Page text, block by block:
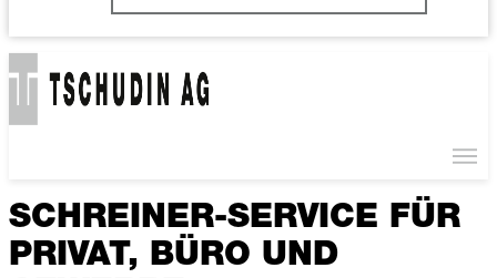
SCHREINER-SERVICE FÜR
PRIVAT, BÜRO UND